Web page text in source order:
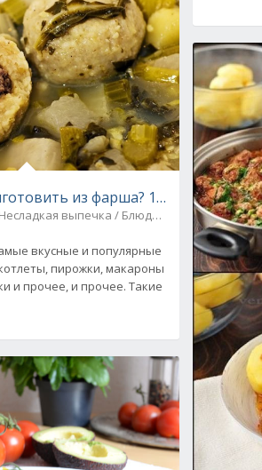
из фарша? 13 блюд для вас
Несладкая выпечка / Блюда из фарша /
вкусные и популярные
пирожки, макароны
и прочее, и прочее. Такие